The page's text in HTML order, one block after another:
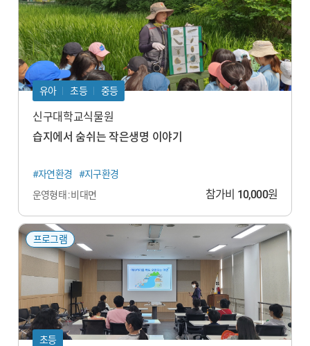
유아 초등 중등
신구대학교식물원
습지에서 숨쉬는 작은생명 이야기
#자연환경
#지구환경
운영형태 : 비대면
참가비 10,000원
프로그램
초등